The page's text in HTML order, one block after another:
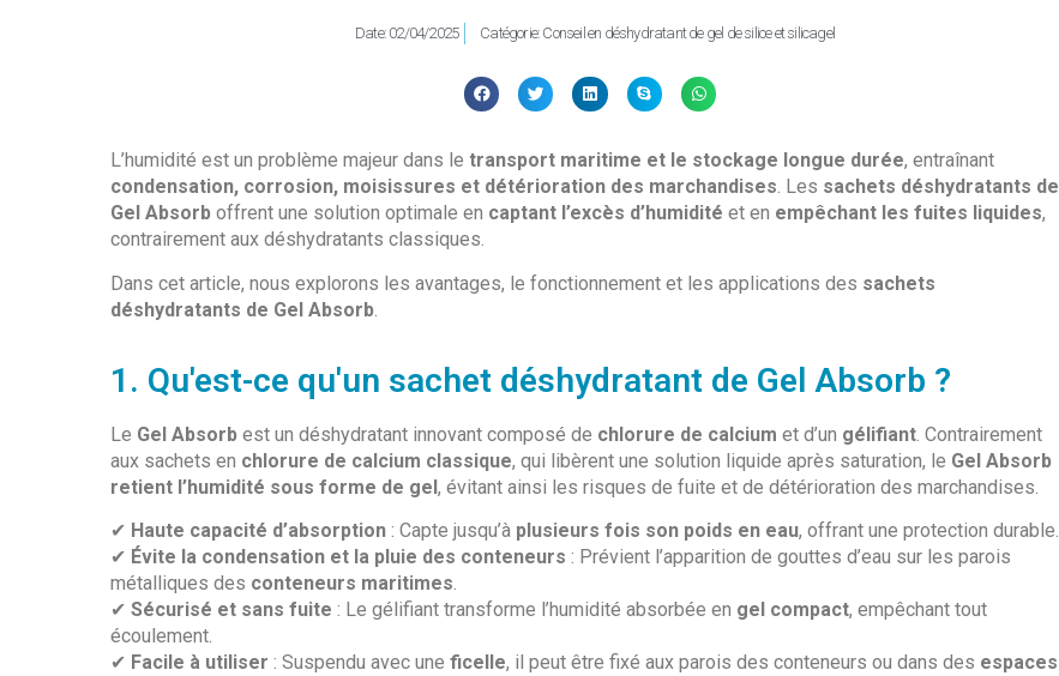
Date: 02/04/2025 Catégorie: Conseil en déshydratant de gel de silice et silicagel
L’humidité est un problème majeur dans le transport maritime et le stockage longue durée, entraînant
condensation, corrosion, moisissures et détérioration des marchandises. Les sachets déshydratants de
Gel Absorb offrent une solution optimale en captant l’excès d’humidité et en empêchant les fuites liquides,
contrairement aux déshydratants classiques.
Dans cet article, nous explorons les avantages, le fonctionnement et les applications des sachets
déshydratants de Gel Absorb
1. Qu'est-ce qu'un sachet déshydratant de Gel Absorb ?
Le Gel Absorb est un déshydratant innovant composé de chlorure de calcium et d’un gélifiant. Contrairement
aux sachets en chlorure de calcium classique, qui libèrent une solution liquide après saturation, le Gel Absorb
retient l’humidité sous forme de gel, évitant ainsi les risques de fuite et de détérioration des marchandises.
✔ Haute capacité d’absorption : Capte jusqu’à plusieurs fois son poids en eau, offrant une protection durable.
✔ Évite la condensation et la pluie des conteneurs : Prévient l’apparition de gouttes d’eau sur les parois
métalliques des conteneurs maritimes.
✔ Sécurisé et sans fuite : Le gélifiant transforme l’humidité absorbée en gel compact, empêchant tout
écoulement.
✔ Facile à utiliser : Suspendu avec une ficelle, il peut être fixé aux parois des conteneurs ou dans des espaces